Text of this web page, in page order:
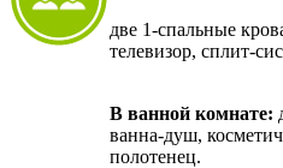
две 1-спальные
телевизор, сплит-
В ванной комнате:
ванна-душ,
полотенец.